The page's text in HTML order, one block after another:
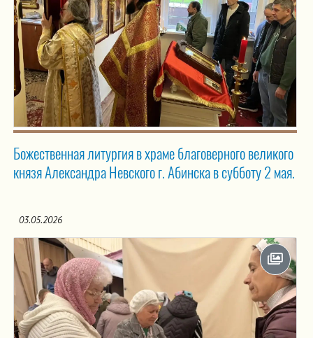
Божественная литургия в храме благоверного великого
князя Александра Невского г. Абинска в субботу 2 мая.
03.05.2026